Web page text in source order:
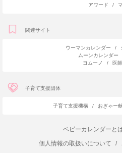
アワード
/
関連サイト
ウーマンカレンダー /
ムーンカレンダー
ヨムーノ
/ 医
子育て支援団体
子育て支援機構 / おぎゃー
ベビーカレンダーと
個人情報の取扱いについて
/